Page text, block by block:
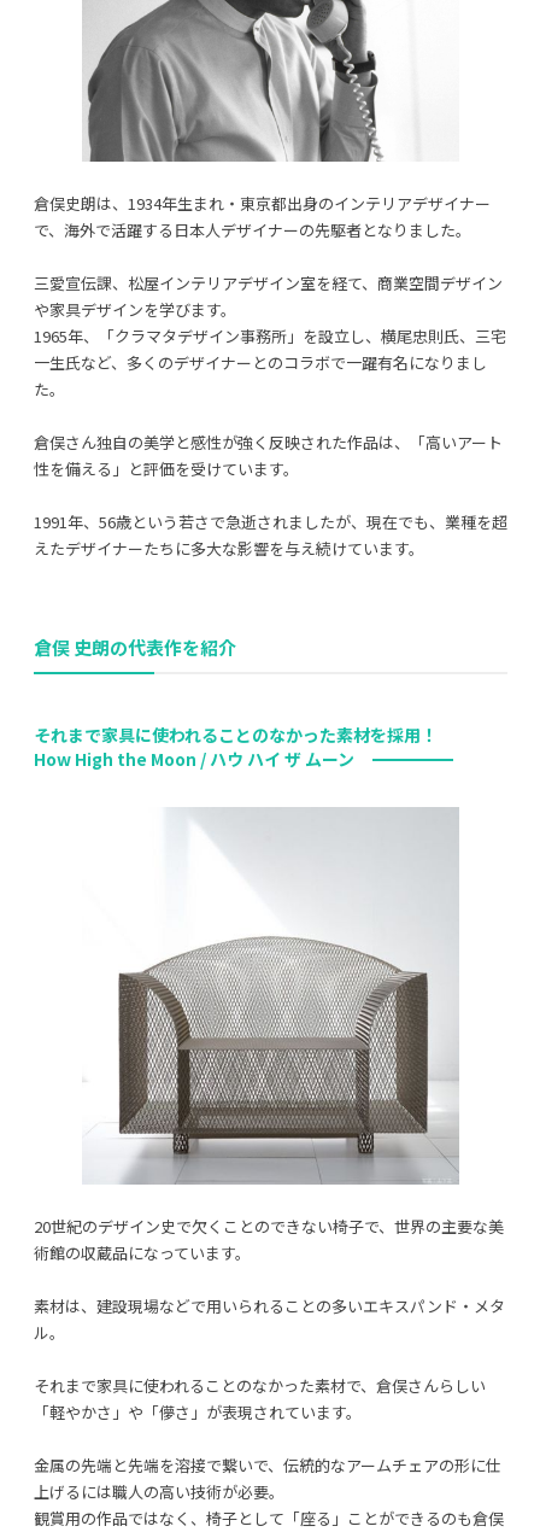
倉俣史朗は、1934年生まれ・東京都出身のインテリアデザイナー
で、海外で活躍する日本人デザイナーの先駆者となりました。
三愛宣伝課、松屋インテリアデザイン室を経て、商業空間デザイン
や家具デザインを学びます。
1965年、「クラマタデザイン事務所」を設立し、横尾忠則氏、三宅
一生氏など、多くのデザイナーとのコラボで一躍有名になりまし
た。
倉俣さん独自の美学と感性が強く反映された作品は、「高いアート
性を備える」と評価を受けています。
1991年、56歳という若さで急逝されましたが、現在でも、業種を超
えたデザイナーたちに多大な影響を与え続けています。
倉俣 史朗の代表作を紹介
それまで家具に使われることのなかった素材を採用！
How High the Moon / ハウ ハイ ザ ムーン
20世紀のデザイン史で欠くことのできない椅子で、世界の主要な美
術館の収蔵品になっています。
素材は、建設現場などで用いられることの多いエキスパンド・メタ
ル。
それまで家具に使われることのなかった素材で、倉俣さんらしい
「軽やかさ」や「儚さ」が表現されています。
金属の先端と先端を溶接で繋いで、伝統的なアームチェアの形に仕
上げるには職人の高い技術が必要。
観賞用の作品ではなく、椅子として「座る」ことができるのも倉俣